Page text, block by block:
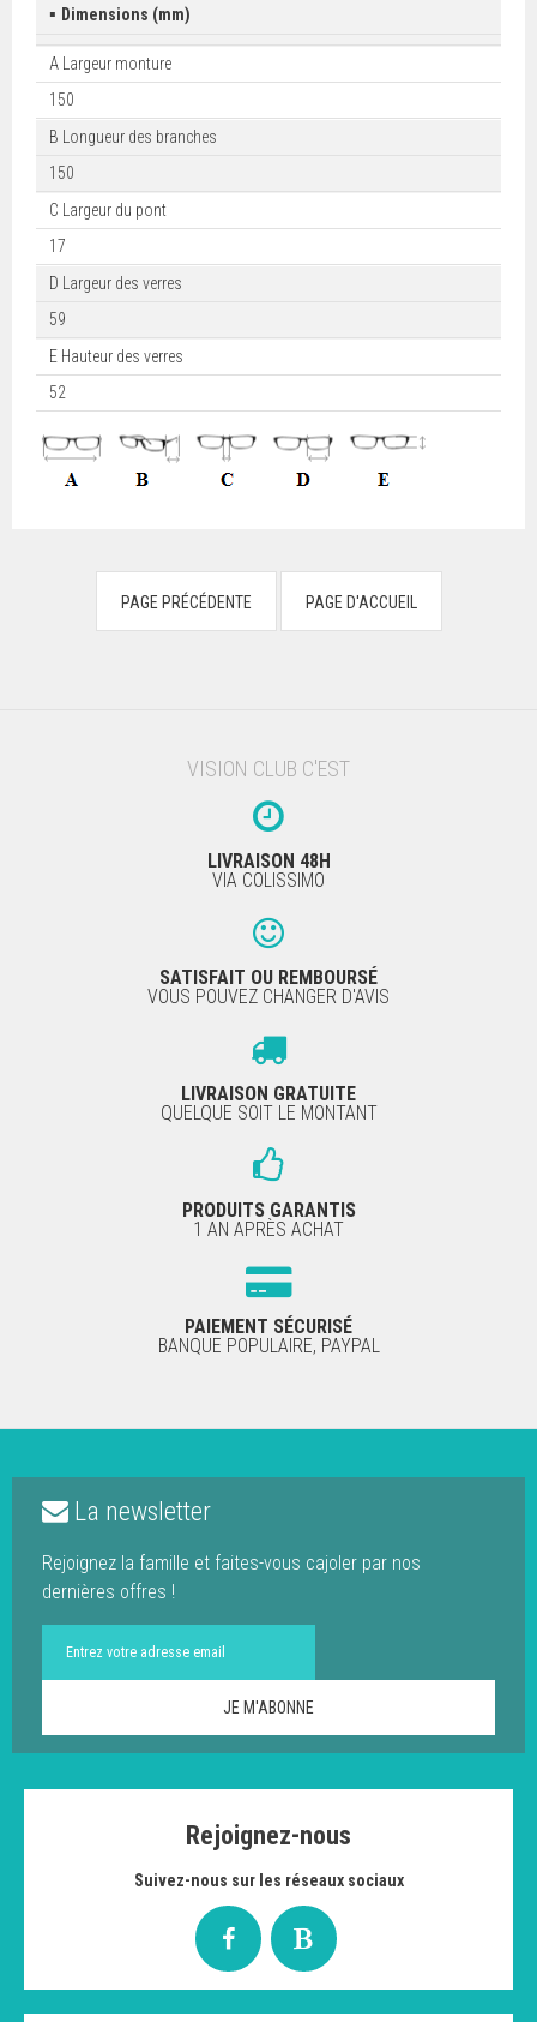
▪ Dimensions (mm)
A Largeur monture
150
B Longueur des branches
150
C Largeur du pont
17
D Largeur des verres
59
E Hauteur des verres
52
VISION CLUB C'EST
LIVRAISON 48H
VIA COLISSIMO
SATISFAIT OU REMBOURSÉ
VOUS POUVEZ CHANGER D'AVIS
LIVRAISON GRATUITE
QUELQUE SOIT LE MONTANT
PRODUITS GARANTIS
1 AN APRÈS ACHAT
PAIEMENT SÉCURISÉ
BANQUE POPULAIRE, PAYPAL
La newsletter
Rejoignez la famille et faites-vous cajoler par nos
dernières offres !
Rejoignez-nous
Suivez-nous sur les réseaux sociaux